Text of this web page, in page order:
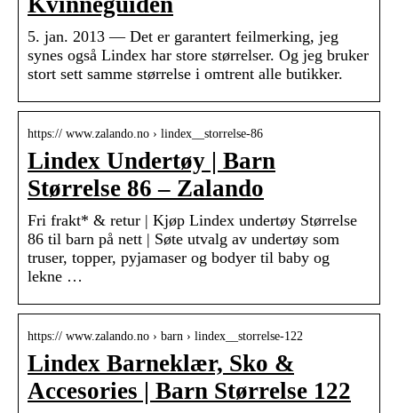
5. jan. 2013 — Det er garantert feilmerking, jeg
synes også Lindex har store størrelser. Og jeg bruker
stort sett samme størrelse i omtrent alle butikker.
https:// www.zalando.no › lindex__storrelse-86
Lindex Undertøy | Barn
Størrelse 86 – Zalando
Fri frakt* & retur | Kjøp Lindex undertøy Størrelse
86 til barn på nett | Søte utvalg av undertøy som
truser, topper, pyjamaser og bodyer til baby og
lekne …
https:// www.zalando.no › barn › lindex__storrelse-122
Lindex Barneklær, Sko &
Accesories | Barn Størrelse 122